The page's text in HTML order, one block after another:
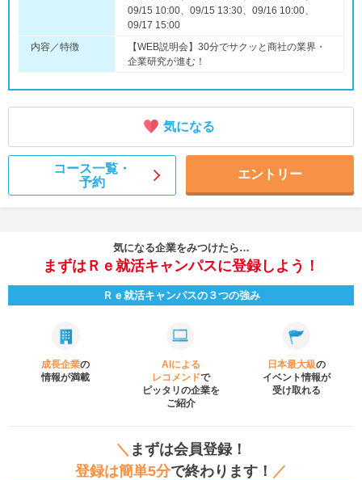
09/15 10:00、09/15 13:30、09/16 10:00、
09/17 15:00
内容／特徴
【WEB説明会】30分でサクッと商社の業界・
企業研究が進む！
気になる
コース一覧・
予約
エントリー
気になる企業をみつけたら…
まずはＲｅ就活キャンパスに登録しよう！
Ｒｅ就活キャンパスの３つの強み
成長企業の
情報が満載
AIによる
レコメンドで
ピッタリの企業を
ご紹介
日本最大級の
イベント情報が
受け取れる
＼ まずは会員登録！
登録は簡単5分で終わります！ ／